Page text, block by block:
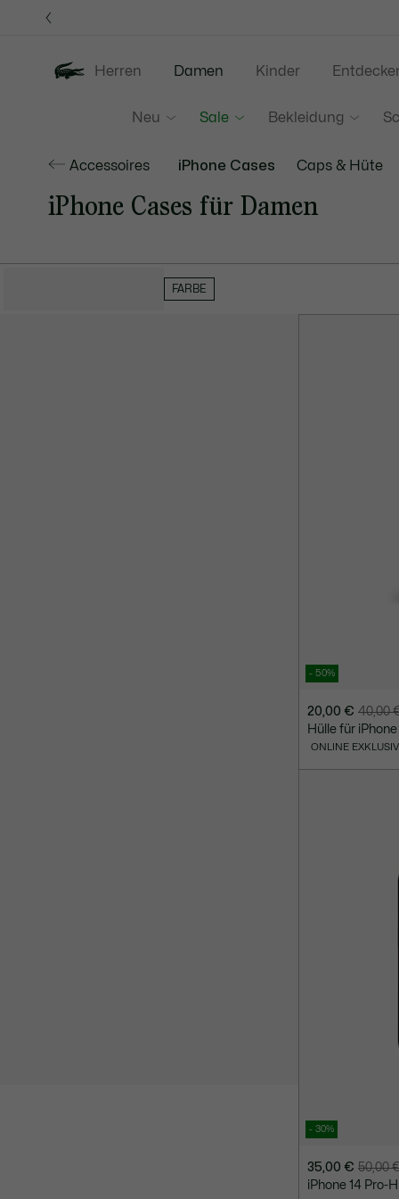
Herren Damen
Neu Sale Bekleidung
Kinder
Accessoires iPhone Cases Caps & Hüte
iPhone Cases für Damen
FARBE
- 50%
20,00 €
Preis
20,00
40,00
Originalpreis
40,00
Hülle für
ONLINE
- 30%
35,00 €
Preis
50,00
Originalpreis
iPhone 14 Pro-